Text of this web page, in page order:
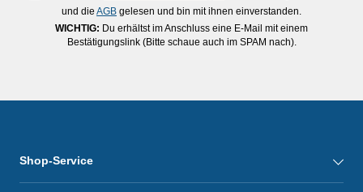
und die AGB gelesen und bin mit ihnen einverstanden.
WICHTIG: Du erhältst im Anschluss eine E-Mail mit einem
Bestätigungslink (Bitte schaue auch im SPAM nach).
Shop-Service